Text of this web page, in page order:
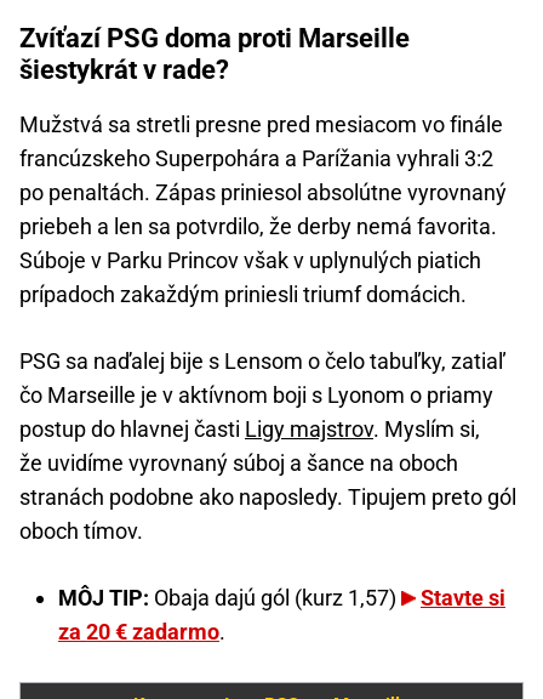
Zvíťazí PSG doma proti Marseille
šiestykrát v rade?
Mužstvá sa stretli presne pred mesiacom vo finále
francúzskeho Superpohára a Parížania vyhrali 3:2
po penaltách. Zápas priniesol absolútne vyrovnaný
priebeh a len sa potvrdilo, že derby nemá favorita.
Súboje v Parku Princov však v uplynulých piatich
prípadoch zakaždým priniesli triumf domácich.
PSG sa naďalej bije s Lensom o čelo tabuľky, zatiaľ
čo Marseille je v aktívnom boji s Lyonom o priamy
postup do hlavnej časti Ligy majstrov. Myslím si,
že uvidíme vyrovnaný súboj a šance na oboch
stranách podobne ako naposledy. Tipujem preto gól
oboch tímov.
MÔJ TIP: Obaja dajú gól (kurz 1,57)
Stavte si
za 20 € zadarmo.